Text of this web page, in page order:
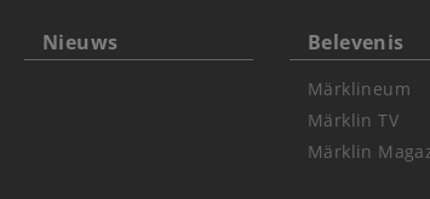
Nieuws Belevenis
Märklineum
Märklin TV
Märklin